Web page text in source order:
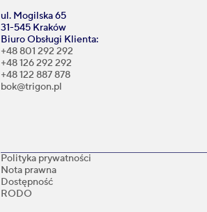
ul. Mogilska 65
31-545 Kraków
Biuro Obsługi Klienta:
+48 801 292 292
+48 126 292 292
+48 122 887 878
bok@trigon.pl
Polityka prywatności
Nota prawna
Dostępność
RODO